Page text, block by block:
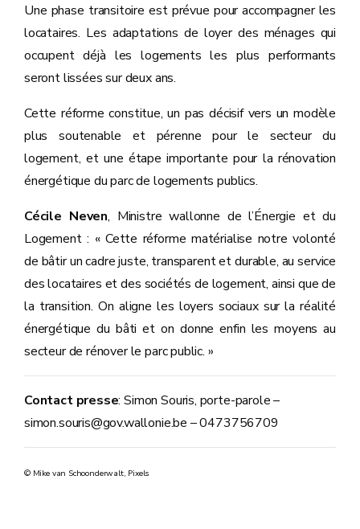
Une phase transitoire est prévue pour accompagner les
locataires. Les adaptations de loyer des ménages qui
occupent déjà les logements les plus performants
seront lissées sur deux ans.
Cette réforme constitue, un pas décisif vers un modèle
plus soutenable et pérenne pour le secteur du
logement, et une étape importante pour la rénovation
énergétique du parc de logements publics.
Cécile Neven, Ministre wallonne de l’Énergie et du
Logement : « Cette réforme matérialise notre volonté
de bâtir un cadre juste, transparent et durable, au service
des locataires et des sociétés de logement, ainsi que de
la transition. On aligne les loyers sociaux sur la réalité
énergétique du bâti et on donne enfin les moyens au
secteur de rénover le parc public. »
Contact presse: Simon Souris, porte-parole –
simon.souris@gov.wallonie.be – 0473756709
© Mike van Schoonderwalt, Pixels